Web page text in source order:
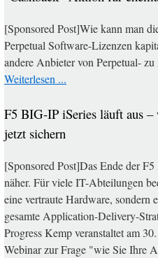
[Sponsored Post]Wie kann man
Perpetual Software-Lizenzen
andere Anbieter von Perpetual-
Weiterlesen ...
F5 BIG-IP iSeries läuft aus
jetzt sichern
[Sponsored Post]Das Ende der
näher. Für viele IT-Abteilungen
eine vertraute Hardware, sondern
gesamte Application-Delivery-
Progress Kemp veranstaltet am
Webinar zur Frage "wie Sie Ihre